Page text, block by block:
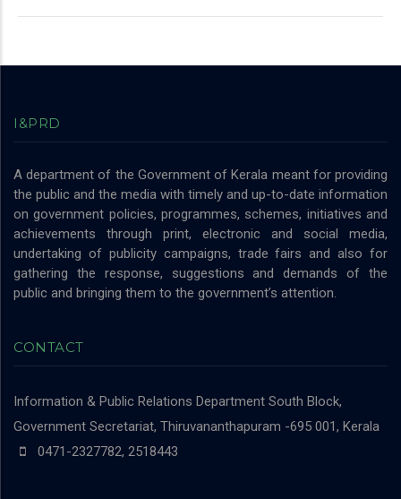
I&PRD
A department of the Government of Kerala meant for providing
the public and the media with timely and up-to-date information
on government policies, programmes, schemes, initiatives and
achievements through print, electronic and social media,
undertaking of publicity campaigns, trade fairs and also for
gathering the response, suggestions and demands of the
public and bringing them to the government’s attention.
CONTACT
Information & Public Relations Department South Block,
Government Secretariat, Thiruvananthapuram -695 001, Kerala
0471-2327782, 2518443